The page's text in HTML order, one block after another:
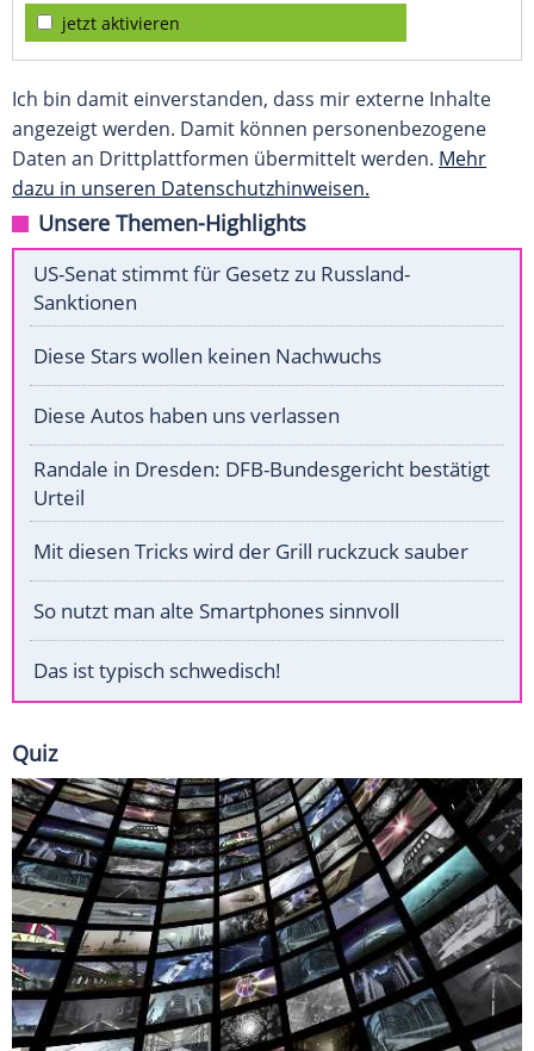
jetzt aktivieren
Ich bin damit einverstanden, dass mir externe Inhalte
angezeigt werden. Damit können personenbezogene
Daten an Drittplattformen übermittelt werden. Mehr
dazu in unseren Datenschutzhinweisen.
Unsere Themen-Highlights
US-Senat stimmt für Gesetz zu Russland-
Sanktionen
Diese Stars wollen keinen Nachwuchs
Diese Autos haben uns verlassen
Randale in Dresden: DFB-Bundesgericht bestätigt
Urteil
Mit diesen Tricks wird der Grill ruckzuck sauber
So nutzt man alte Smartphones sinnvoll
Das ist typisch schwedisch!
Quiz